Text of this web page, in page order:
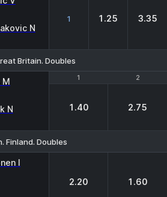
N
1 1.25 3.35
Britain. Doubles
1 2
M
N
1 2
1.40 2.75
Finland. Doubles
I
2.20 1.60